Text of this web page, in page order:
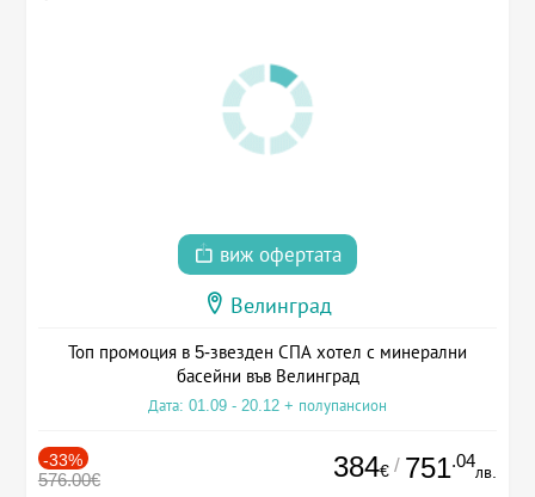
виж офертата
Велинград
Топ промоция в 5-звезден СПА хотел с минерални
басейни във Велинград
Дата: 01.09 - 20.12 + полупансион
-33%
576.00€ 384€ / 751.04
лв.